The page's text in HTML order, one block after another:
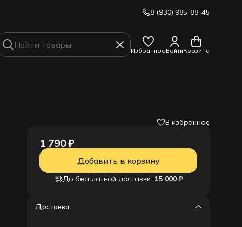
8 (930) 985-88-45
ИзбранноеВойтиКорзина
В избранное
1 790 ₽
Добавить в корзину
До бесплатной доставки: 15 000 ₽
Доставка